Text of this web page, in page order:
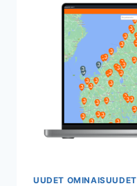
UUDET OMINAISUUDET